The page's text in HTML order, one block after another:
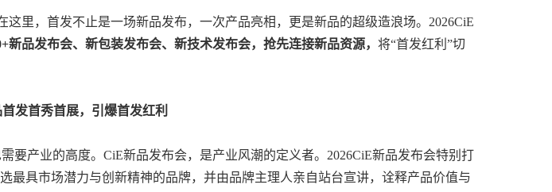
这里，首发不止是一场新品发布，一次产品亮相，更是新品的超级造浪场。2026CiE
新品发布会、新包装发布会、新技术发布会，抢先连接新品资源， 将“首发红利”切
发首秀首展，引爆首发红利
要产业的高度。CiE新品发布会，是产业风潮的定义者。2026CiE新品发布会特别打
最具市场潜力与创新精神的品牌，并由品牌主理人亲自站台宣讲，诠释产品价值与